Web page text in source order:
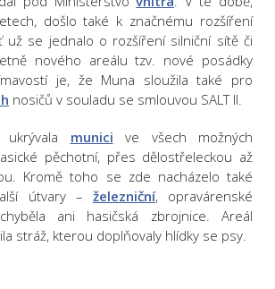
došlo také k značnému rozšíření
už se jednalo o rozšíření silniční sítě či
nového areálu tzv. nové posádky
je, že Muna sloužila také pro
nosičů v souladu se smlouvou SALT II.
ukrývala munici ve všech možných
pěchotní, přes dělostřeleckou až
Kromě toho se zde nacházelo také
útvary – železniční, opravárenské
ani hasičská zbrojnice. Areál
stráž, kterou doplňovaly hlídky se psy.